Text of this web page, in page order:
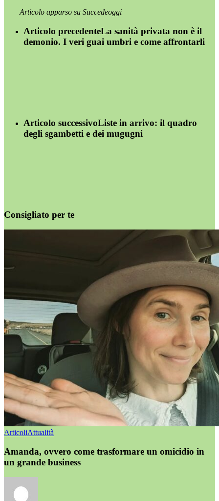
Articolo apparso su Succedeoggi
Articolo precedenteLa sanità privata non è il
demonio. I veri guai umbri e come affrontarli
Articolo successivoListe in arrivo: il quadro
degli sgambetti e dei mugugni
Consigliato per te
ArticoliAttualità
Amanda, ovvero come trasformare un omicidio in
un grande business